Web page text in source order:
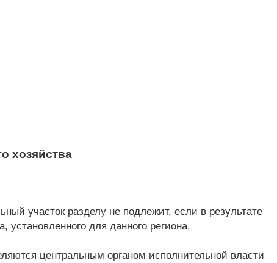
хозяйства
участок разделу не подлежит, если в результате
для данного региона.
центральным органом исполнительной власти